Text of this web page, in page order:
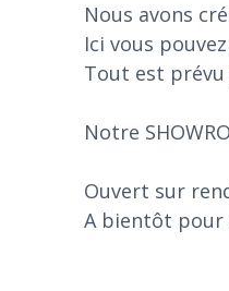
Nous avons
Ici vous
Tout est
Notre
Ouvert sur
A bientôt pour